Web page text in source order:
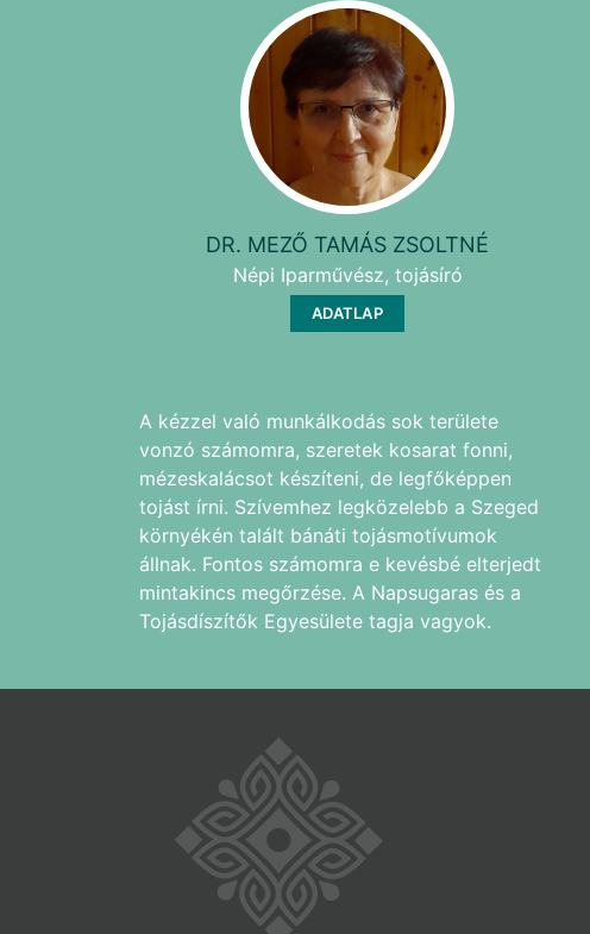
DR. MEZŐ TAMÁS ZSOLTNÉ
Népi Iparművész, tojásíró
ADATLAP
A kézzel való munkálkodás sok területe
vonzó számomra, szeretek kosarat fonni,
mézeskalácsot készíteni, de legfőképpen
tojást írni. Szívemhez legközelebb a Szeged
környékén talált bánáti tojásmotívumok
állnak. Fontos számomra e kevésbé elterjedt
mintakincs megőrzése. A Napsugaras és a
Tojásdíszítők Egyesülete tagja vagyok.